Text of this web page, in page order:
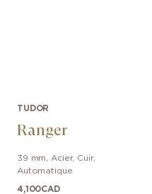
TUDOR
Ranger
39 mm Acier, Cuir,
Automatique
4,100CAD